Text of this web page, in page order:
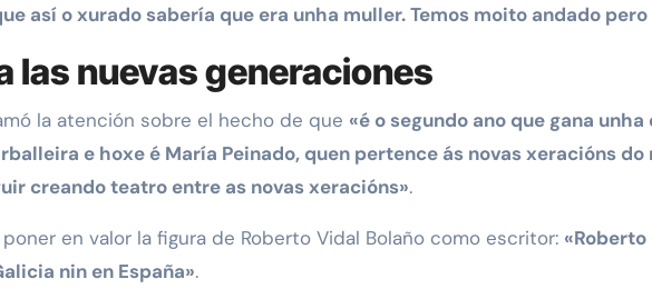
así o xurado sabería que era unha muller. Temos moito andado
las nuevas generaciones
la atención sobre el hecho de que «é o segundo ano que gana
e hoxe é María Peinado, quen pertence ás novas xeracións
creando teatro entre as novas xeracións».
en valor la figura de Roberto Vidal Bolaño como escritor:
nin en España».